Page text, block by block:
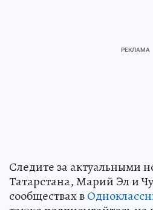
Следите за актуальными
Татарстана, Марий Эл и
сообществах в